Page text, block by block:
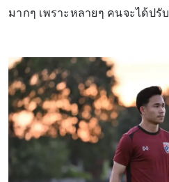
มากๆ เพราะหลายๆ คนจะได้ปรั